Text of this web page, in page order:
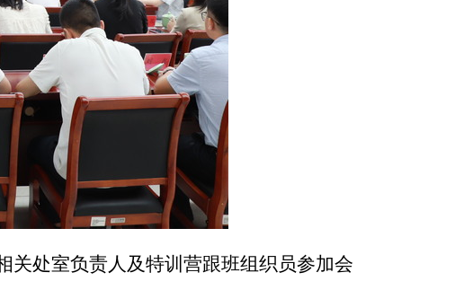
关处室负责人及特训营跟班组织员参加会